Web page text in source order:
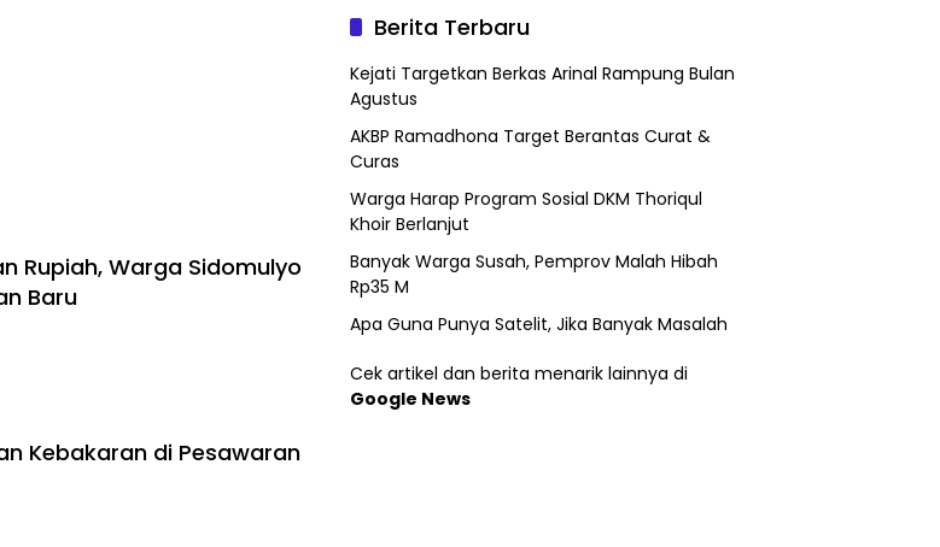
Rupiah, Warga Sidomulyo
Baru
Kebakaran di Pesawaran
Berita Terbaru
Kejati Targetkan Berkas Arinal Rampung Bulan
Agustus
AKBP Ramadhona Target Berantas Curat &
Curas
Warga Harap Program Sosial DKM Thoriqul
Khoir Berlanjut
Banyak Warga Susah, Pemprov Malah Hibah
Rp35 M
Apa Guna Punya Satelit, Jika Banyak Masalah
Cek artikel dan berita menarik lainnya di
Google News